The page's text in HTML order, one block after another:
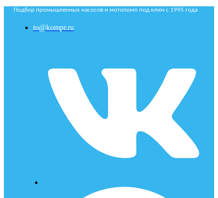
Подбор промышленных насосов и мотопомп под ключ с 1995 года
to@kompr.ru